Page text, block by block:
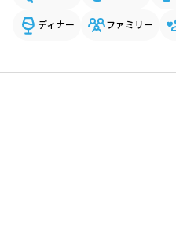
ディナー ファミリー